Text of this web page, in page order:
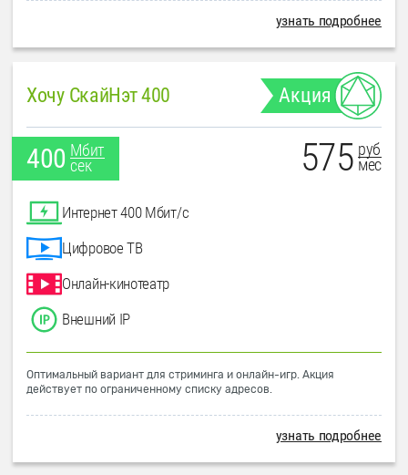
узнать подробнее
Хочу СкайНэт 400 Акция
400 Мбит
сек
575 руб
мес
Интернет 400 Мбит/с
Цифровое ТВ
Онлайн-кинотеатр
Внешний IP
Оптимальный вариант для стриминга и онлайн-игр. Акция
действует по ограниченному списку адресов.
узнать подробнее